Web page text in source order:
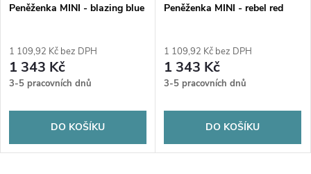
Peněženka MINI - blazing blue
1 109,92 Kč bez DPH
1 343 Kč
3-5 pracovních dnů
DO KOŠÍKU
Peněženka MINI - rebel red
1 109,92 Kč bez DPH
1 343 Kč
3-5 pracovních dnů
DO KOŠÍKU